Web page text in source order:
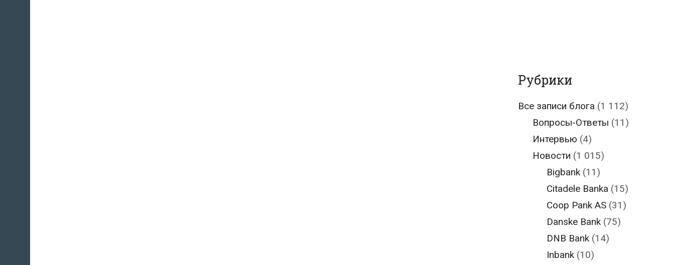
Рубрики
Все записи блога (1 112)
Вопросы-Ответы (11)
Интервью (4)
Новости (1 015)
Bigbank (11)
Citadele Banka (15)
Coop Pank AS (31)
Danske Bank (75)
DNB Bank (14)
Inbank (10)